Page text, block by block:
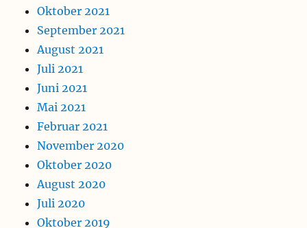
Oktober 2021
September 2021
August 2021
Juli 2021
Juni 2021
Mai 2021
Februar 2021
November 2020
Oktober 2020
August 2020
Juli 2020
Oktober 2019